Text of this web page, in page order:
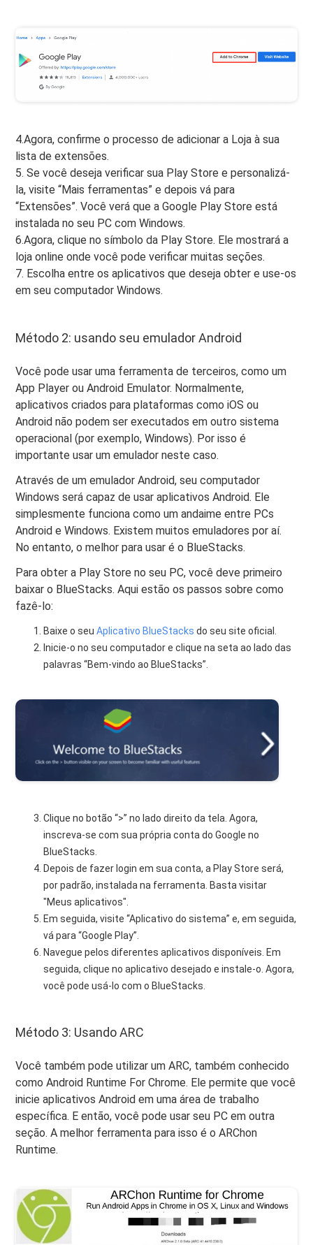
4.Agora, confirme o processo de adicionar a Loja à sua
lista de extensões.
5. Se você deseja verificar sua Play Store e personalizá-
la, visite “Mais ferramentas” e depois vá para
“Extensões”. Você verá que a Google Play Store está
instalada no seu PC com Windows.
6.Agora, clique no símbolo da Play Store. Ele mostrará a
loja online onde você pode verificar muitas seções.
7. Escolha entre os aplicativos que deseja obter e use-os
em seu computador Windows.
Método 2: usando seu emulador Android
Você pode usar uma ferramenta de terceiros, como um
App Player ou Android Emulator. Normalmente,
aplicativos criados para plataformas como iOS ou
Android não podem ser executados em outro sistema
operacional (por exemplo, Windows). Por isso é
importante usar um emulador neste caso.
Através de um emulador Android, seu computador
Windows será capaz de usar aplicativos Android. Ele
simplesmente funciona como um andaime entre PCs
Android e Windows. Existem muitos emuladores por aí.
No entanto, o melhor para usar é o BlueStacks.
Para obter a Play Store no seu PC, você deve primeiro
baixar o BlueStacks. Aqui estão os passos sobre como
fazê-lo:
Baixe o seuAplicativo BlueStacks do seu site oficial.
Inicie-o no seu computador e clique na seta ao lado das
palavras “Bem-vindo ao BlueStacks”.
Clique no botão “>” no lado direito da tela. Agora,
inscreva-se com sua própria conta do Google no
BlueStacks.
Depois de fazer login em sua conta, a Play Store será,
por padrão, instalada na ferramenta. Basta visitar
"Meus aplicativos".
Em seguida, visite “Aplicativo do sistema” e, em seguida,
vá para “Google Play”.
Navegue pelos diferentes aplicativos disponíveis. Em
seguida, clique no aplicativo desejado e instale-o. Agora,
você pode usá-lo com o BlueStacks.
Método 3: Usando ARC
Você também pode utilizar um ARC, também conhecido
como Android Runtime For Chrome. Ele permite que você
inicie aplicativos Android em uma área de trabalho
específica. E então, você pode usar seu PC em outra
seção. A melhor ferramenta para isso é o ARChon
Runtime.